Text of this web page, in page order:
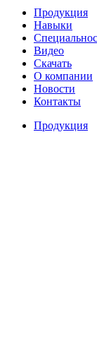
Продукция
Навыки
Видео
Скачать
О компании
Новости
Контакты
Продукция